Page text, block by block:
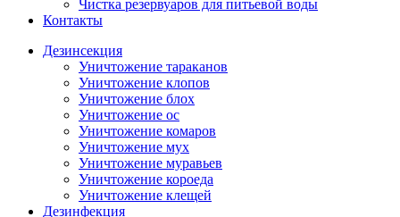
Чистка резервуаров для питьевой воды
Контакты
Дезинсекция
Уничтожение тараканов
Уничтожение клопов
Уничтожение блох
Уничтожение ос
Уничтожение комаров
Уничтожение мух
Уничтожение муравьев
Уничтожение короеда
Уничтожение клещей
Дезинфекция